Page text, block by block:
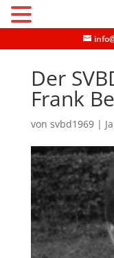
Der
Frank
von svbd1969|